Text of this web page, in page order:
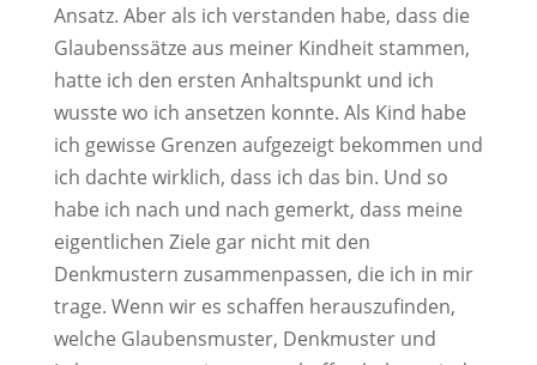
Ansatz. Aber als ich verstanden habe, dass die
Glaubenssätze aus meiner Kindheit stammen,
hatte ich den ersten Anhaltspunkt und ich
wusste wo ich ansetzen konnte. Als Kind habe
ich gewisse Grenzen aufgezeigt bekommen und
ich dachte wirklich, dass ich das bin. Und so
habe ich nach und nach gemerkt, dass meine
eigentlichen Ziele gar nicht mit den
Denkmustern zusammenpassen, die ich in mir
trage. Wenn wir es schaffen herauszufinden,
welche Glaubensmuster, Denkmuster und